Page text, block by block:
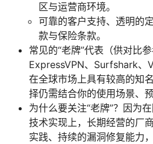
区与运营商环境。
可靠的客户支持、透明的
款与保险条款。
常见的“老牌”代表（供对比
ExpressVPN、Surfshark、
在全球市场上具有较高的知
择仍需结合你的使用场景、
为什么要关注“老牌”？因为
技术实现上，长期经营的厂
实践、持续的漏洞修复能力